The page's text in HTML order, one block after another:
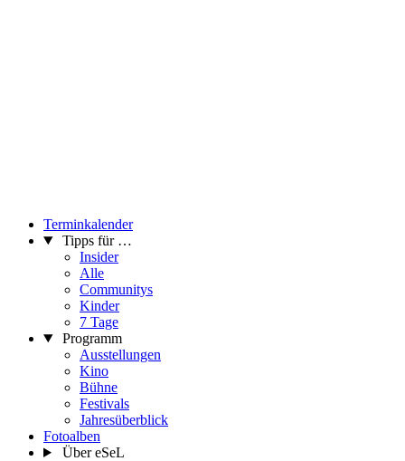
Terminkalender
Tipps für …
Insider
Alle
Communitys
Kinder
7 Tage
Programm
Ausstellungen
Kino
Bühne
Festivals
Jahresüberblick
Fotoalben
Über eSeL